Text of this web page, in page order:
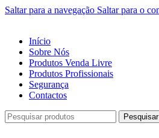
Saltar para a navegação Saltar para o
Início
Sobre Nós
Produtos Venda Livre
Produtos Profissionais
Segurança
Contactos
Pesquisar